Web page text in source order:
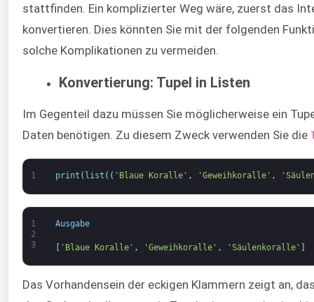
stattfinden. Ein komplizierter Weg wäre, zuerst das
konvertieren. Dies könnten Sie mit der folgenden
solche Komplikationen zu vermeiden.
Konvertierung: Tupel in Listen
Im Gegenteil dazu müssen Sie möglicherweise ein
Daten benötigen. Zu diesem Zweck verwenden Sie die
1 print ( list ( ( 'Blaue Koralle' , 'Geweihkoralle' ,
1
2
3
Ausgabe
[ 'Blaue Koralle' , 'Geweihkoralle' , 'Säulenkoralle' ]
Das Vorhandensein der eckigen Klammern zeigt an,